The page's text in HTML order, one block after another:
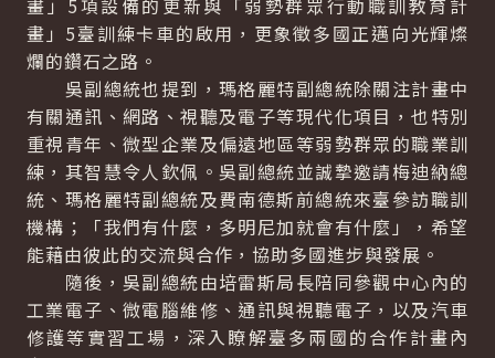
畫」5項設備的更新與「弱勢群眾行動職訓教育計
畫」5臺訓練卡車的啟用，更象徵多國正邁向光輝燦
爛的鑽石之路。
吳副總統也提到，瑪格麗特副總統除關注計畫中
有關通訊、網路、視聽及電子等現代化項目，也特別
重視青年、微型企業及偏遠地區等弱勢群眾的職業訓
練，其智慧令人欽佩。吳副總統並誠摯邀請梅迪納總
統、瑪格麗特副總統及費南德斯前總統來臺參訪職訓
機構；「我們有什麼，多明尼加就會有什麼」，希望
能藉由彼此的交流與合作，協助多國進步與發展。
隨後，吳副總統由培雷斯局長陪同參觀中心內的
工業電子、微電腦維修、通訊與視聽電子，以及汽車
修護等實習工場，深入瞭解臺多兩國的合作計畫內